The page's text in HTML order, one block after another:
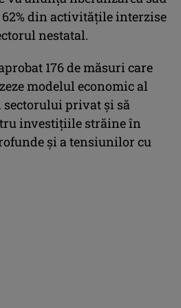
din activităţile interzise
nestatal.
176 de măsuri care
modelul economic al
privat şi să
investiţiile străine în
şi a tensiunilor cu